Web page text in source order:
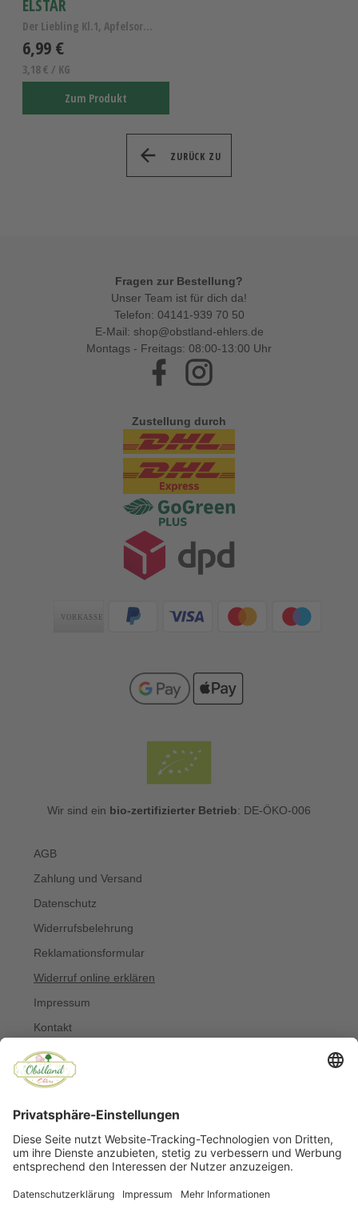
ELSTAR
Der Liebling Kl.1, Apfelsorte Elstar
6,99 €
3,18 € / KG
Zum Produkt
ZURÜCK ZU
Fragen zur Bestellung?
Unser Team ist für dich da!
Telefon: 04141-939 70 50
E-Mail: shop@obstland-ehlers.de
Montags - Freitags: 08:00-13:00 Uhr
Facebook
Zustellung durch
Zahlungsarten
Wir sind ein bio-zertifizierter Betrieb: DE-ÖKO-006
AGB
Zahlung und Versand
Datenschutz
Widerrufsbelehrung
Reklamationsformular
Widerruf online erklären
Impressum
Kontakt
Über uns
Allergiker
© Copyright 2022 Obstland Ehlers